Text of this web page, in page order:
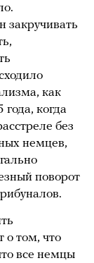
закручивать
как
когда
без
немцев,
поворот
о том, что
все немцы